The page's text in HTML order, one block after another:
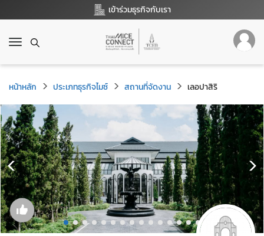
เข้าร่วมธุรกิจกับเรา
T
g
g
l
e
n
a
v
i
g
a
t
i
o
n
หน้าหลัก ประเภทธุรกิจไมซ์ สถานที่จัดงาน เลอปาสิริ